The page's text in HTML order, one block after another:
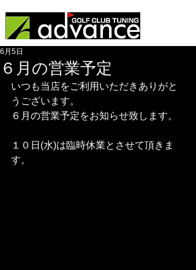
６月の営業予定
6月5日
いつも当店をご利用いただきありがと
うございます。
６月の営業予定をお知らせ致します。
１０日(水)は臨時休業とさせて頂きま
す。